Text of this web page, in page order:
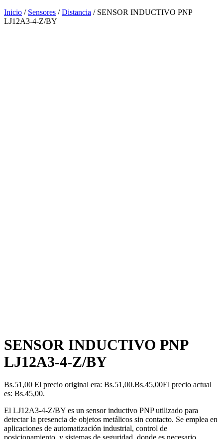
Inicio / Sensores /Distancia / SENSOR INDUCTIVO PNP
LJ12A3-4-Z/BY
SENSOR INDUCTIVO PNP
LJ12A3-4-Z/BY
Bs.51,00 El precio original era: Bs.51,00.Bs.45,00El precio actual
es: Bs.45,00.
El LJ12A3-4-Z/BY es un sensor inductivo PNP utilizado para
detectar la presencia de objetos metálicos sin contacto. Se emplea en
aplicaciones de automatización industrial, control de
posicionamiento, y sistemas de seguridad, donde es necesario